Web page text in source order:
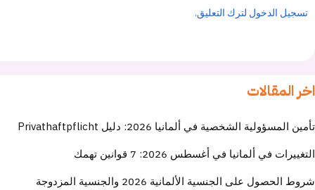
تسجيل الدخول لترك التعليق.
اخر المقالات
تأمين المسؤولية الشخصية في ألمانيا 2026: دليل Privathaftpflicht
التغييرات في ألمانيا في أغسطس 2026: 7 قوانين تهمك
شروط الحصول على الجنسية الألمانية 2026 والجنسية المزدوجة